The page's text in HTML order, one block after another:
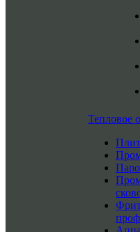
Тепловое